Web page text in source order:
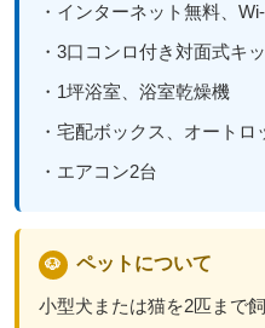
・インターネット無料、
・3口コンロ付き対面式キ
・1坪浴室、浴室乾燥機
・宅配ボックス、オートロ
・エアコン2台
🐶 ペットについて
小型犬または猫を2匹まで